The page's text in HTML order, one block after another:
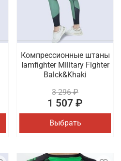
Компрессионные штаны
Iamfighter Military Fighter
Balck&Khaki
3 296 ₽
1 507 ₽
Выбрать